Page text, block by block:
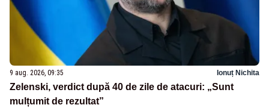
9 aug. 2026, 09:35 Ionuț Nichita
Zelenski, verdict după 40 de zile de atacuri: „Sunt
mulțumit de rezultat”